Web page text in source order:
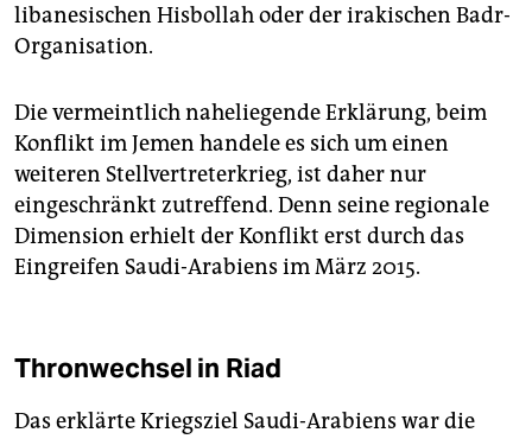
libanesischen Hisbollah oder der irakischen Badr-
Organisation.
Die vermeintlich naheliegende Erklärung, beim
Konflikt im Jemen handele es sich um einen
weiteren Stellvertreterkrieg, ist daher nur
eingeschränkt zutreffend. Denn seine regionale
Dimension erhielt der Konflikt erst durch das
Eingreifen Saudi-Arabiens im März 2015.
Thronwechsel in Riad
Das erklärte Kriegsziel Saudi-Arabiens war die